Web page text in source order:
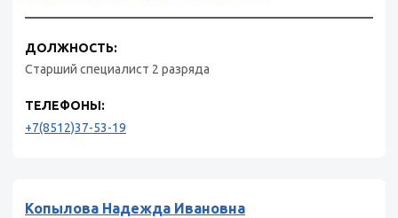
ДОЛЖНОСТЬ:
Старший специалист 2 разряда
ТЕЛЕФОНЫ:
+7(8512)37-53-19
Копылова Надежда Ивановна